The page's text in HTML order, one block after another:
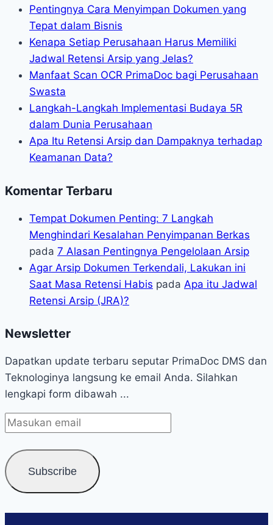
Pentingnya Cara Menyimpan Dokumen yang
Tepat dalam Bisnis
Kenapa Setiap Perusahaan Harus Memiliki
Jadwal Retensi Arsip yang Jelas?
Manfaat Scan OCR PrimaDoc bagi Perusahaan
Swasta
Langkah-Langkah Implementasi Budaya 5R
dalam Dunia Perusahaan
Apa Itu Retensi Arsip dan Dampaknya terhadap
Keamanan Data?
Komentar Terbaru
Tempat Dokumen Penting: 7 Langkah
Menghindari Kesalahan Penyimpanan Berkas
pada 7 Alasan Pentingnya Pengelolaan Arsip
Agar Arsip Dokumen Terkendali, Lakukan ini
Saat Masa Retensi Habis pada Apa itu Jadwal
Retensi Arsip (JRA)?
Newsletter
Dapatkan update terbaru seputar PrimaDoc DMS dan
Teknologinya langsung ke email Anda. Silahkan
lengkapi form dibawah ...